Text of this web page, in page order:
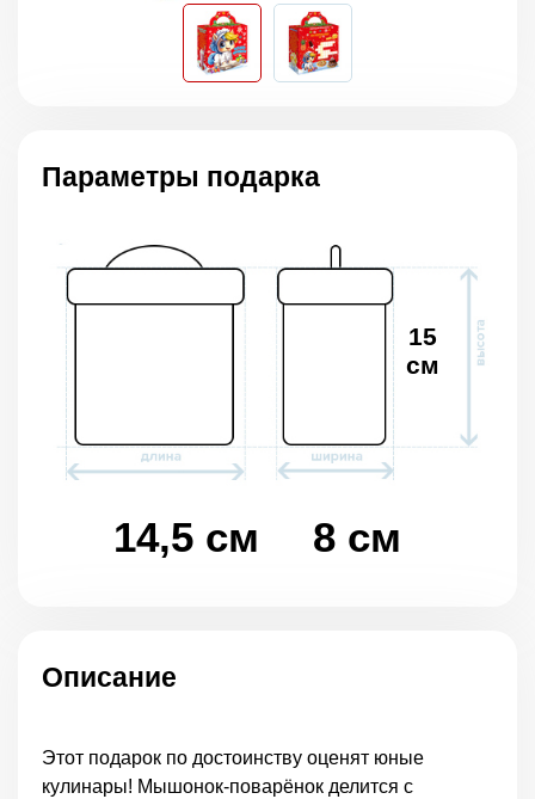
Параметры подарка
14,5 см 8 см
15
см
Описание
Этот подарок по достоинству оценят юные
кулинары! Мышонок-поварёнок делится с